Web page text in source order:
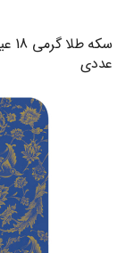
عددی